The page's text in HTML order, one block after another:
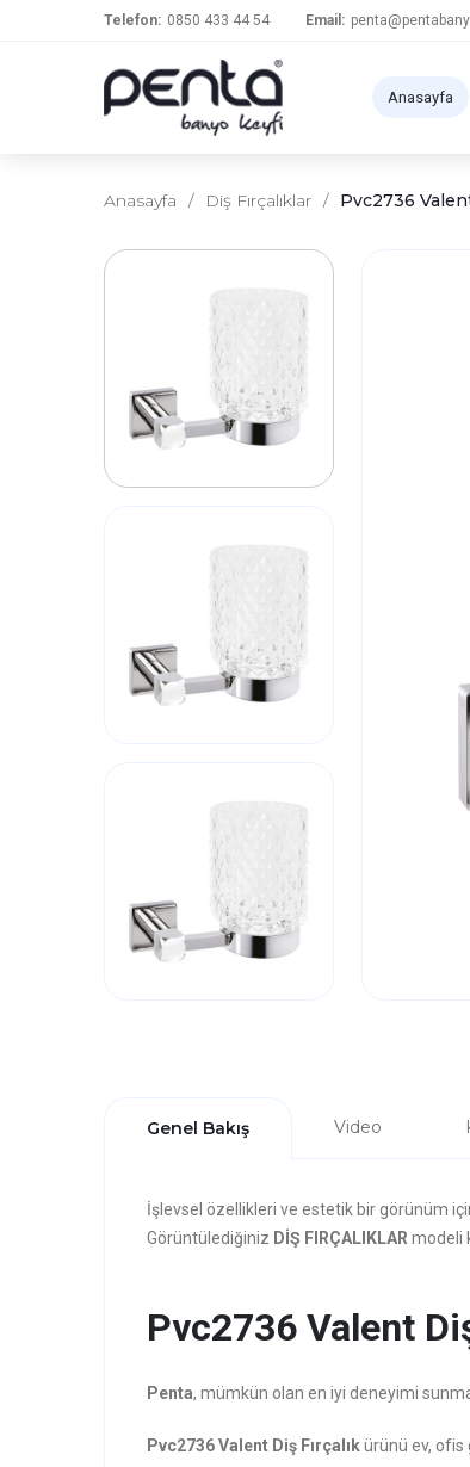
Telefon: 0850 433 44 54 Email:
Anasayfa
Anasayfa / Diş Fırçalıklar / Pvc2736
Genel Bakış Video
İşlevsel özellikleri ve estetik bir görünüm
Görüntülediğiniz DİŞ FIRÇALIKLAR modeli
Pvc2736 Valent
Penta, mümkün olan en iyi deneyimi
Pvc2736 Valent Diş Fırçalıkürünü ev, ofis